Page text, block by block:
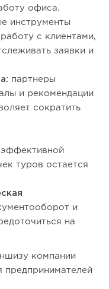
офиса.
инструменты
с клиентами,
заявки и
партнеры
и рекомендации
сократить
эффективной
туров остается
и
на
компании
предпринимателей